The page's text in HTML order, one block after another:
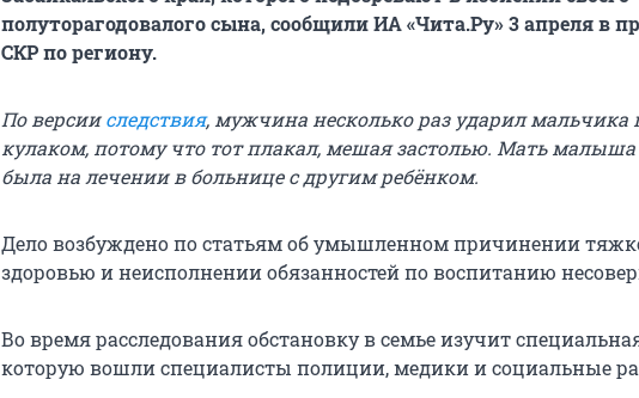
полуторагодовалого сына, сообщили ИА «Чита.Ру» 3 апреля в
СКР по региону.
По версииследствия, мужчина несколько раз ударил мальчика
кулаком, потому что тот плакал, мешая застолью. Мать малыша
была на лечении в больнице с другим ребёнком.
Дело возбуждено по статьям об умышленном причинении
здоровью и неисполнении обязанностей по воспитанию
Во время расследования обстановку в семье изучит
которую вошли специалисты полиции, медики и социальные